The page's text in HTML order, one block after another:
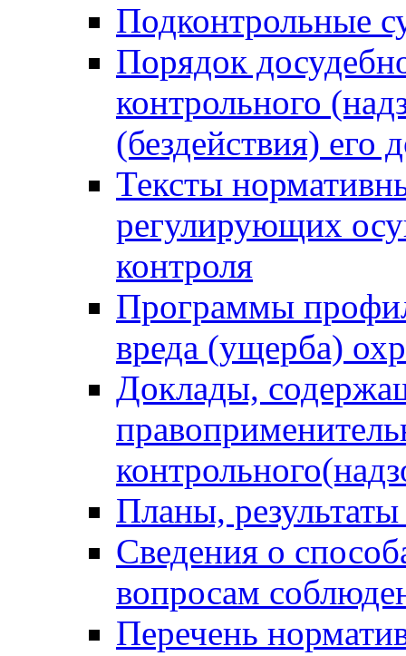
Подконтрольные
Порядок
контрольного
(бездействия)
Тексты
регулирующих
контроля
Программы
вреда (ущерба)
Доклады,
Планы,
Сведения о
вопросам
Перечень